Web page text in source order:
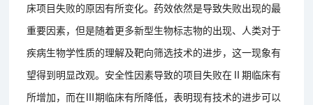
床项目失败的原因有所变化。药效依然是导致失败出现的最
重要因素，但是随着更多新型生物标志物的出现、人类对于
疾病生物学性质的理解及靶向筛选技术的进步，这一现象有
望得到明显改观。安全性因素导致的项目失败在Ⅱ期临床有
所增加，而在Ⅲ期临床有所降低，表明现有技术的进步可以